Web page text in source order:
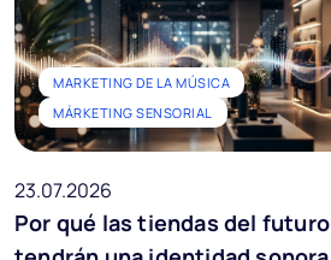
MARKETING DE LA MÚSICA
MÁRKETING SENSORIAL
23.07.2026
Por qué las tiendas del futuro